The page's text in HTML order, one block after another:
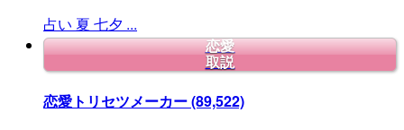
占い 夏 七夕 ...
恋愛
取説
恋愛トリセツメーカー(89,522)